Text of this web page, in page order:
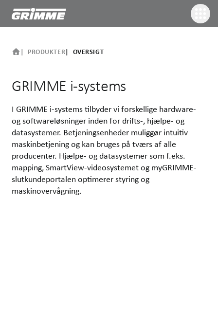
PRODUKTER OVERSIGT
GRIMME i-systems
I GRIMME i-systems tilbyder vi forskellige hardware-
og softwareløsninger inden for drifts-, hjælpe- og
datasystemer. Betjeningsenheder muliggør intuitiv
maskinbetjening og kan bruges på tværs af alle
producenter. Hjælpe- og datasystemer som f.eks.
mapping, SmartView-videosystemet og myGRIMME-
slutkundeportalen optimerer styring og
maskinovervågning.